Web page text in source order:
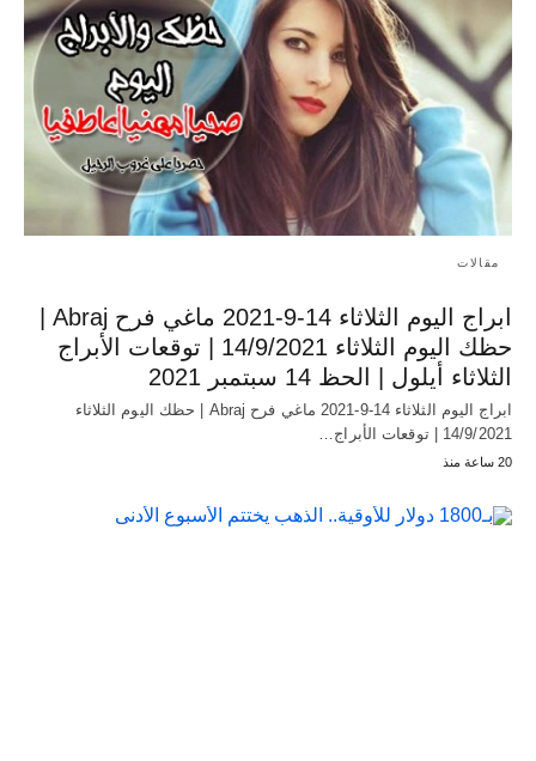
مقالات
ابراج اليوم الثلاثاء 14-9-2021 ماغي فرح Abraj |
حظك اليوم الثلاثاء 14/9/2021 | توقعات الأبراج
الثلاثاء أيلول | الحظ 14 سبتمبر 2021
ابراج اليوم الثلاثاء 14-9-2021 ماغي فرح Abraj | حظك اليوم الثلاثاء
14/9/2021 | توقعات الأبراج…